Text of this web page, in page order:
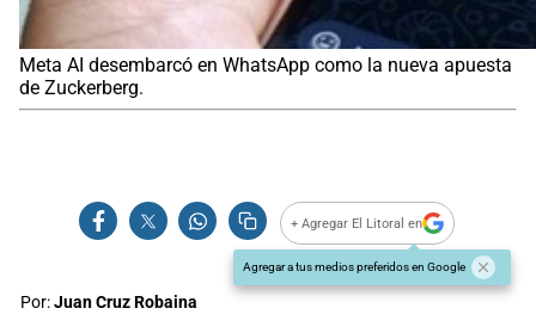
Meta AI desembarcó en WhatsApp como la nueva apuesta
de Zuckerberg.
+ Agregar El Litoral en
Agregar a tus medios preferidos en Google
Por:Juan Cruz Robaina